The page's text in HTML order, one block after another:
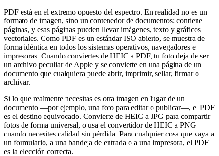
PDF está en el extremo opuesto del espectro. En realidad no es un
formato de imagen, sino un contenedor de documentos: contiene
páginas, y esas páginas pueden llevar imágenes, texto y gráficos
vectoriales. Como PDF es un estándar ISO abierto, se muestra de
forma idéntica en todos los sistemas operativos, navegadores e
impresoras. Cuando conviertes de HEIC a PDF, tu foto deja de ser
un archivo peculiar de Apple y se convierte en una página de un
documento que cualquiera puede abrir, imprimir, sellar, firmar o
archivar.
Si lo que realmente necesitas es otra imagen en lugar de un
documento —por ejemplo, una foto para editar o publicar—, el PDF
es el destino equivocado. Convierte de HEIC a JPG para compartir
fotos de forma universal, o usa el convertidor de HEIC a PNG
cuando necesites calidad sin pérdida. Para cualquier cosa que vaya a
un formulario, a una bandeja de entrada o a una impresora, el PDF
es la elección correcta.